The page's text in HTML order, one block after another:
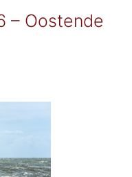
– Oostende